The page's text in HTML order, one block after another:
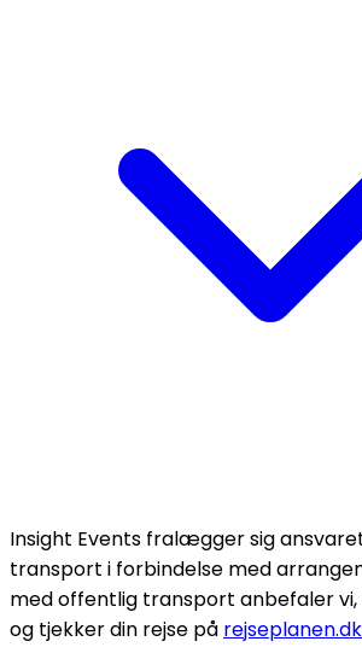
Insight Events fralægger sig
transport i forbindelse med
med offentlig transport anbefaler
og tjekker din rejse på rejseplanen.dk